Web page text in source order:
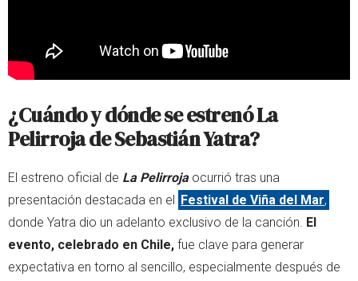
¿Cuándo y dónde se estrenó La
Pelirroja de Sebastián Yatra?
El estreno oficial de La Pelirrojaocurrió tras una
presentación destacada en el
Festival de Viña del Mar,
donde Yatra dio un adelanto exclusivo de la canción. El
evento, celebrado en Chile, fue clave para generar
expectativa en torno al sencillo, especialmente después de